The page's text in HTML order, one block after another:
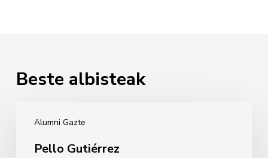
Beste albisteak
Alumni Gazte
Gutiérrez
Pello Gutiérrez